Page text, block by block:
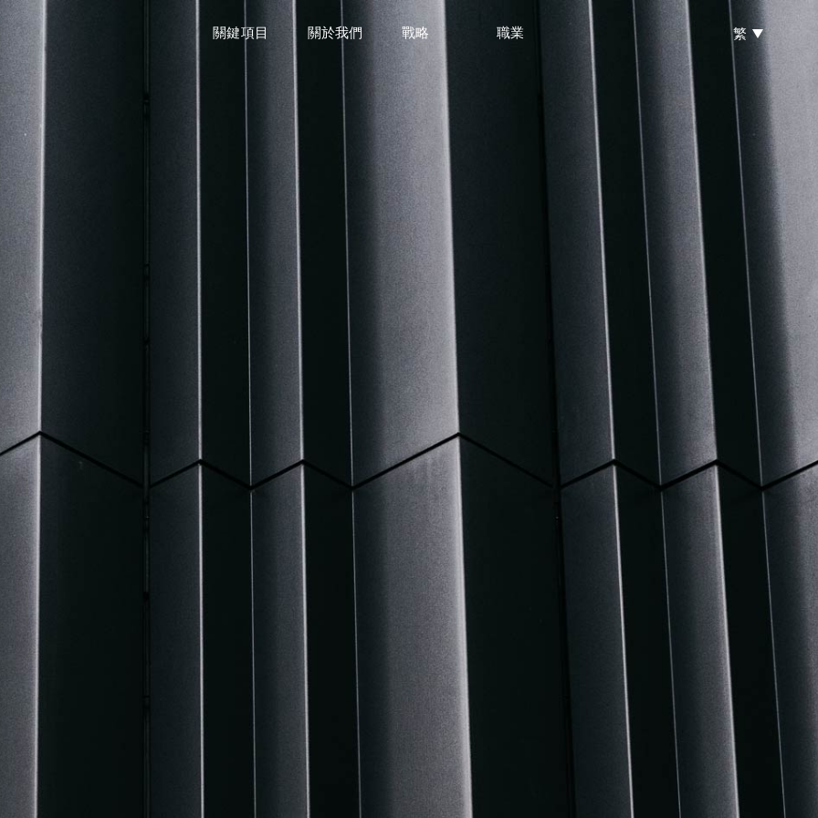
關鍵項目 關於我們 戰略 職業 繁
關鍵項目 關於我們 戰略 職業 繁
關鍵項目 關於我們 戰略 職業